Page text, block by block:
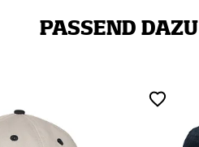
PASSEND DAZU